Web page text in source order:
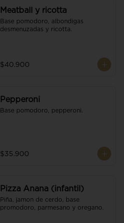
Meatball y ricotta
Base pomodoro, albondigas
desmenuzadas y ricotta.
$40.900
Pepperoni
Base pomodoro, pepperoni.
$35.900
Pizza Anana (infantil)
Piña, jamon de cerdo, base
promodoro, parmesano y oregano.